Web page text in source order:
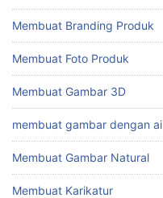
Membuat Branding Produk
Membuat Foto Produk
Membuat Gambar 3D
membuat gambar dengan ai
Membuat Gambar Natural
Membuat Karikatur